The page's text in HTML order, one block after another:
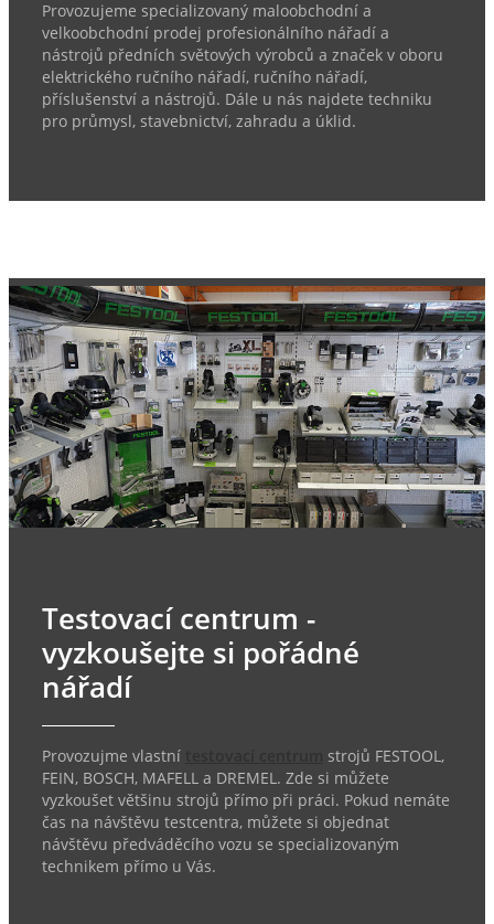
Provozujeme specializovaný maloobchodní a
velkoobchodní prodej profesionálního nářadí a
nástrojů předních světových výrobců a značek v oboru
elektrického ručního nářadí, ručního nářadí,
příslušenství a nástrojů. Dále u nás najdete techniku
pro průmysl, stavebnictví, zahradu a úklid.
Testovací centrum -
vyzkoušejte si pořádné
nářadí
Provozujme vlastní
strojů FESTOOL,
FEIN, BOSCH, MAFELL a DREMEL. Zde si můžete
vyzkoušet většinu strojů přímo při práci. Pokud nemáte
čas na návštěvu testcentra, můžete si objednat
návštěvu předváděcího vozu se specializovaným
technikem přímo u Vás.